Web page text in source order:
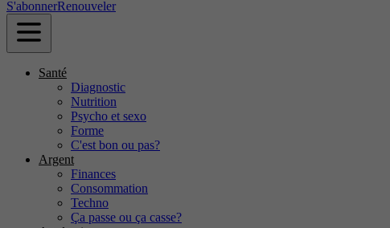
S'abonnerRenouveler
Santé
Diagnostic
Nutrition
Psycho et sexo
Forme
C'est bon ou pas?
Argent
Finances
Consommation
Techno
Ça passe ou ça casse?